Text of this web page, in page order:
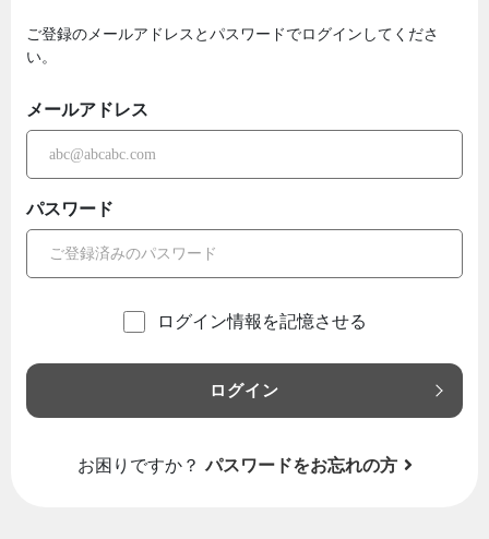
ご登録のメールアドレスとパスワードでログインしてくださ
い。
メールアドレス
パスワード
ログイン情報を記憶させる
ログイン
お困りですか？ パスワードをお忘れの方